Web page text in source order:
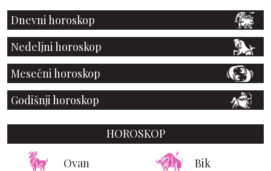
Dnevni horoskop
Nedeljni horoskop
Mesečni horoskop
Godišnji horoskop
HOROSKOP
Ovan Bik